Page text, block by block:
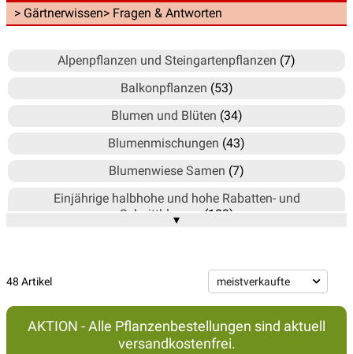
> Gärtnerwissen> Fragen & Antworten
Alpenpflanzen und Steingartenpflanzen (7)
Balkonpflanzen (53)
Blumen und Blüten (34)
Blumenmischungen (43)
Blumenwiese Samen (7)
Einjährige halbhohe und hohe Rabatten- und
Schnittblumen
(103)
Exklusive Gärtnersamen(1)
Futterpflanzen für Tiere(2)
Gräser(3)
▾
48 Artikel
AKTION - Alle Pflanzenbestellungen sind aktuell
versandkostenfrei.